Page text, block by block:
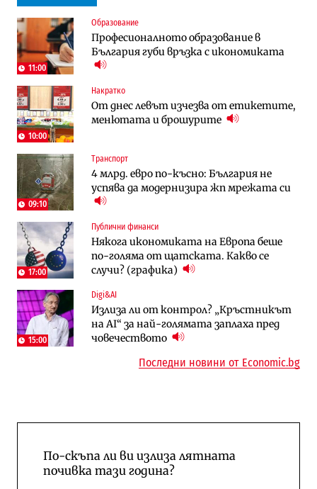
11:00
Образование
Професионалното образование в
България губи връзка с икономиката
10:00
Накратко
От днес левът изчезва от етикетите,
менютата и брошурите
09:10
Транспорт
4 млрд. евро по-късно: България не
успява да модернизира жп мрежата си
17:00
Публични финанси
Някога икономиката на Европа беше
по-голяма от щатската. Какво се
случи? (графика)
15:00
Digi&AI
Излиза ли от контрол? „Кръстникът
на AI“ за най-голямата заплаха пред
човечеството
Градоустройство
Столична община избра изпълнител за
преместването на трамвайното
трасе по бул. „Скобелев“
Компании
Vivacom предлага над 150 устройства с
90% отстъпка през август
Компании
„Ендуросат“ ще строи огромен
космически и отбранителен център в
Доброславци
Енергетика
Държавният ТЕЦ „Марица изток 2“
работи с 5 блока
Енергетика
АЕЦ „Козлодуй“ ще работи само още
няколко седмици, ако сушата продължи
Компании
Vivacom предлага над 150 устройства с
90% отстъпка през август
Градоустройство
Столична община избра изпълнител за
преместването на трамвайното
Енергетика
Държавният ТЕЦ „Марица изток 2“
работи с 5 блока
Компании
„Ендуросат“ ще строи огромен
космически и отбранителен център в
Доброславци
Регулации
Лекарствата за редки болести
попадат в капан на обществените
поръчки?
Последни новини от Economic.bg
По-скъпа ли ви излиза лятната
почивка тази година?